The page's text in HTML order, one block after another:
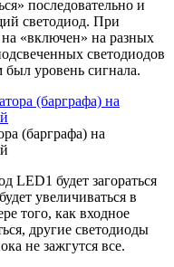
последовательно и
светодиод. При
«включен» на разных
светодиодов
был уровень сигнала.
(барграфа) на
LED1 будет загораться
увеличиваться в
того, как входное
другие светодиоды
не зажгутся все.